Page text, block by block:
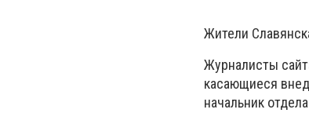
Жители
Журналисты
касающиеся
начальник